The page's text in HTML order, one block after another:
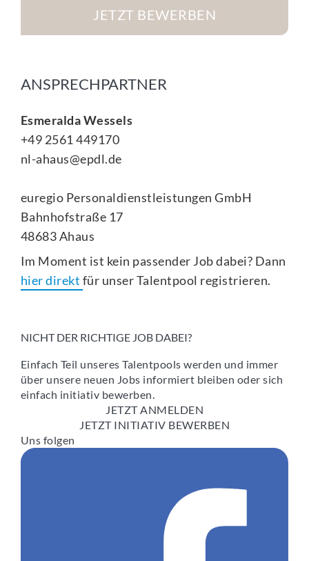
JETZT BEWERBEN
ANSPRECHPARTNER
Esmeralda Wessels
+49 2561 449170
nl-ahaus@epdl.de
euregio Personaldienstleistungen GmbH
Bahnhofstraße 17
48683 Ahaus
Im Moment ist kein passender Job dabei? Dann
hier direkt für unser Talentpool registrieren.
NICHT DER RICHTIGE JOB DABEI?
Einfach Teil unseres Talentpools werden und immer
über unsere neuen Jobs informiert bleiben oder sich
einfach initiativ bewerben.
JETZT ANMELDEN
JETZT INITIATIV BEWERBEN
Uns folgen